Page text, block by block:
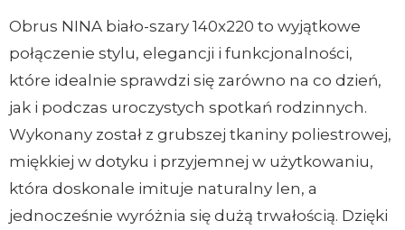
Obrus NINA biało-szary 140x220 to wyjątkowe
połączenie stylu, elegancji i funkcjonalności,
które idealnie sprawdzi się zarówno na co dzień,
jak i podczas uroczystych spotkań rodzinnych.
Wykonany został z grubszej tkaniny poliestrowej,
miękkiej w dotyku i przyjemnej w użytkowaniu,
która doskonale imituje naturalny len, a
jednocześnie wyróżnia się dużą trwałością. Dzięki